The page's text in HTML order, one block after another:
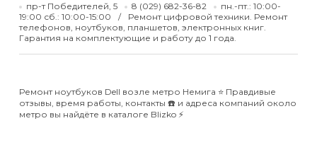
пр-т Победителей, 5 8 (029) 682-36-82
пн.-пт.: 10:00-
19:00 сб.: 10:00-15:00
Ремонт цифровой техники. Ремонт
телефонов, ноутбуков, планшетов, электронных книг.
Гарантия на комплектующие и работу до 1 года.
Ремонт ноутбуков Dell возле метро Немига ⭐️ Правдивые
отзывы, время работы, контакты ☎️ и адреса компаний около
метро вы найдёте в каталоге Blizko ⚡️